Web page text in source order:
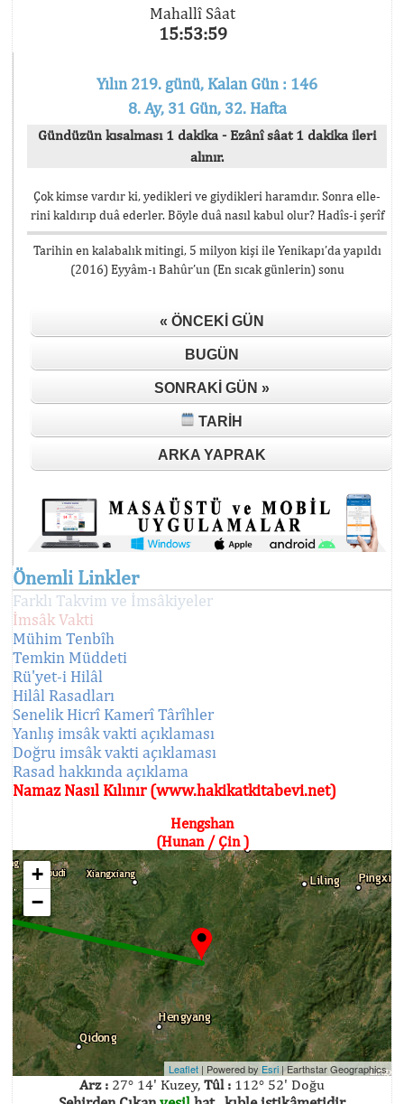
Mahallî Sâat
15:53:59
Yılın 219. günü, Kalan Gün : 146
8. Ay, 31 Gün, 32. Hafta
Gündüzün kısalması 1 dakika - Ezânî sâat 1 dakika ileri
alınır.
Çok kimse vardır ki, yedikleri ve giydikleri haramdır. Sonra elle-
rini kaldırıp duâ ederler. Böyle duâ nasıl kabul olur? Hadîs-i şerîf
Tarihin en kalabalık mitingi, 5 milyon kişi ile Yenikapı’da yapıldı
(2016) Eyyâm-ı Bahûr’un (En sıcak günlerin) sonu
« ÖNCEKI GÜN
BUGÜN
SONRAKI GÜN »
TARIH
ARKA YAPRAK
Önemli Linkler
Farklı Takvim ve İmsâkiyeler
İmsâk Vakti
Mühim Tenbîh
Temkin Müddeti
Rü'yet-i Hilâl
Hilâl Rasadları
Senelik Hicrî Kamerî Târîhler
Yanlış imsâk vakti açıklaması
Doğru imsâk vakti açıklaması
Rasad hakkında açıklama
Namaz Nasıl Kılınır (www.hakikatkitabevi.net)
Hengshan
(Hunan / Çin )
+
−
Leaflet | Powered by Esri |Earthstar Geographics
Arz : 27° 14' Kuzey, Tûl : 112° 52' Doğu